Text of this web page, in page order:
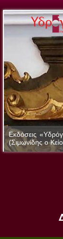
Εκδόσεις
(Σιμωνίδης ο